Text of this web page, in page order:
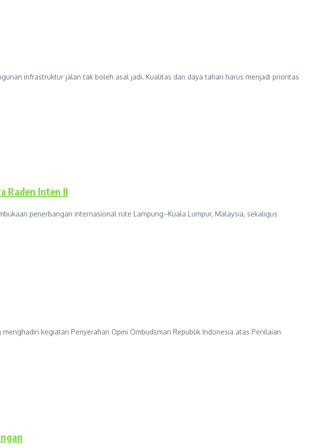
infrastruktur jalan tak boleh asal jadi. Kualitas dan daya tahan harus menjadi prioritas
Raden Inten II
penerbangan internasional rute Lampung–Kuala Lumpur, Malaysia, sekaligus
kegiatan Penyerahan Opini Ombudsman Republik Indonesia atas Penilaian